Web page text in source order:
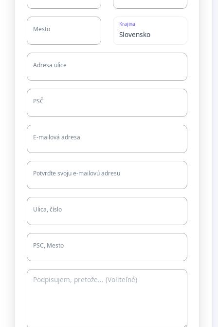
Mesto
Krajina
Adresa ulice
PSČ
E-mailová adresa
Potvrďte svoju e-mailovú adresu
Ulica, číslo
PSC, Mesto